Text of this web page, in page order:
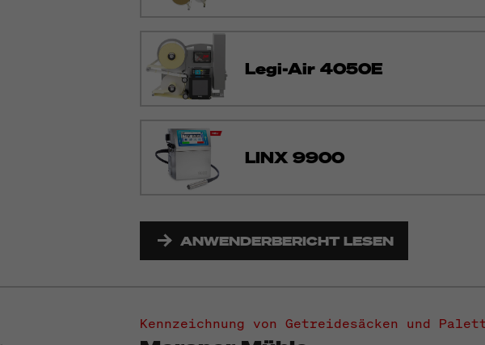
Legi-Air 4050E
LINX 9900
ANWENDERBERICHT LESEN
Kennzeichnung von Getreidesäcken und